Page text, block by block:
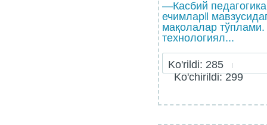
―Касбий
ечимлар‖
мақолалар
технологиял...
Ko'rildi: 285
Ko'chirildi: 299